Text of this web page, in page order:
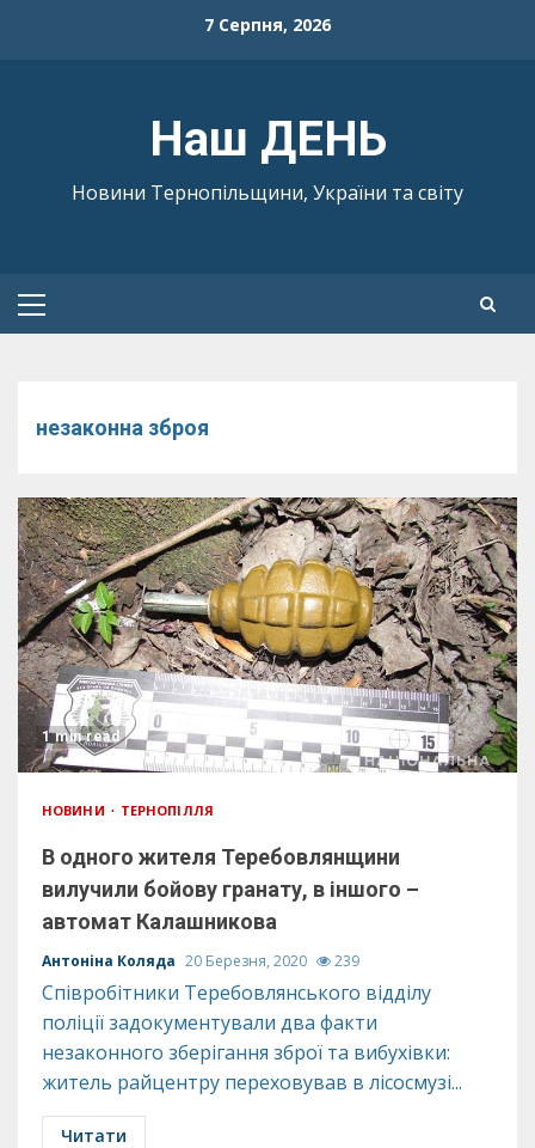
7 Серпня, 2026
Наш ДЕНЬ
Новини Тернопільщини, України та світу
Primary
незаконна зброя
1 min read
НОВИНИ ТЕРНОПІЛЛЯ
В одного жителя Теребовлянщини
вилучили бойову гранату, в іншого –
автомат Калашникова
Антоніна Коляда 20 Березня, 2020 239
Співробітники Теребовлянського відділу
поліції задокументували два факти
незаконного зберігання зброї та вибухівки:
житель райцентру переховував в лісосмузі...
Читати